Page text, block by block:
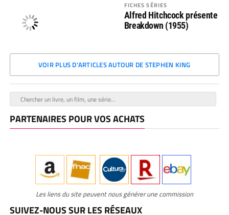
FICHES SÉRIES
Alfred Hitchcock présente
Breakdown (1955)
VOIR PLUS D'ARTICLES AUTOUR DE STEPHEN KING
PARTENAIRES POUR VOS ACHATS
Les liens du site peuvent nous générer une commission
SUIVEZ-NOUS SUR LES RÉSEAUX